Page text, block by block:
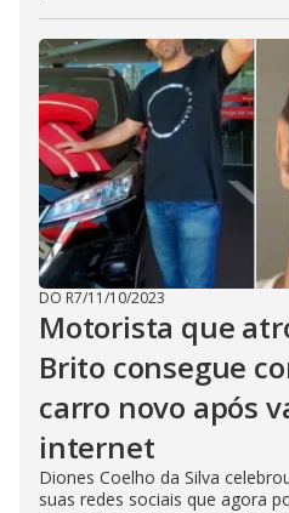
DO R7/11/10/2023
Motorista que
Brito consegue
carro novo após
internet
Diones Coelho da Silva
suas redes sociais que agora